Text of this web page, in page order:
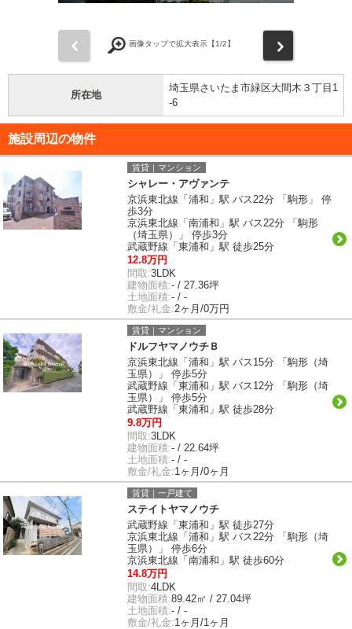
画像タップで拡大表示【1/2】
所在地
埼玉県さいたま市緑区大間木３丁目1
-6
施設周辺の物件
賃貸｜マンション
シャレー・アヴァンテ
京浜東北線「浦和」駅 バス22分 「駒形」 停
歩3分
京浜東北線「南浦和」駅 バス22分 「駒形
（埼玉県）」 停歩3分
武蔵野線「東浦和」駅 徒歩25分
12.8万円
間取:3LDK
建物面積:- / 27.36坪
土地面積:- / -
敷金/礼金:2ヶ月/0万円
賃貸｜マンション
ドルフヤマノウチＢ
京浜東北線「浦和」駅 バス15分 「駒形（埼
玉県）」 停歩5分
武蔵野線「東浦和」駅 バス12分 「駒形（埼
玉県）」 停歩5分
武蔵野線「東浦和」駅 徒歩28分
9.8万円
間取:3LDK
建物面積:- / 22.64坪
土地面積:- / -
敷金/礼金:1ヶ月/0ヶ月
賃貸｜一戸建て
ステイトヤマノウチ
武蔵野線「東浦和」駅 徒歩27分
京浜東北線「浦和」駅 バス22分 「駒形（埼
玉県）」 停歩6分
京浜東北線「南浦和」駅 徒歩60分
14.8万円
間取:4LDK
建物面積:89.42㎡ / 27.04坪
土地面積:- / -
敷金/礼金:1ヶ月/1ヶ月